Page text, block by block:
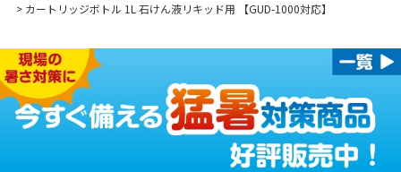
> カートリッジボトル 1L 石けん液リキッド用 【GUD-1000対応】